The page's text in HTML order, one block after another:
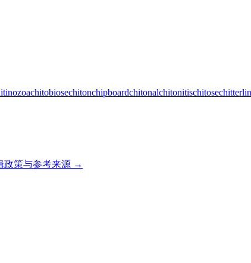
chitobiosechitonchipboardchitonalchitonitischitose
政策与参考来源 →